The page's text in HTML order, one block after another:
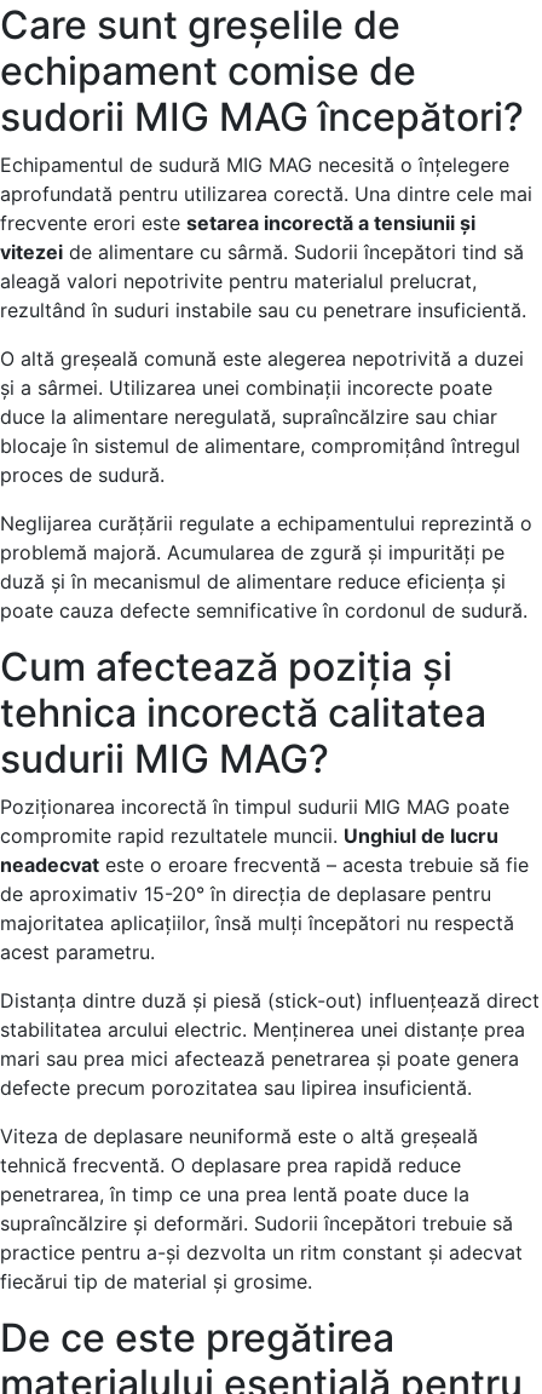
Care sunt greșelile de
echipament comise de
sudorii MIG MAG începători?
Echipamentul de sudură MIG MAG necesită o înțelegere
aprofundată pentru utilizarea corectă. Una dintre cele mai
frecvente erori este setarea incorectă a tensiunii și
vitezei de alimentare cu sârmă. Sudorii începători tind să
aleagă valori nepotrivite pentru materialul prelucrat,
rezultând în suduri instabile sau cu penetrare insuficientă.
O altă greșeală comună este alegerea nepotrivită a duzei
și a sârmei. Utilizarea unei combinații incorecte poate
duce la alimentare neregulată, supraîncălzire sau chiar
blocaje în sistemul de alimentare, compromițând întregul
proces de sudură.
Neglijarea curățării regulate a echipamentului reprezintă o
problemă majoră. Acumularea de zgură și impurități pe
duză și în mecanismul de alimentare reduce eficiența și
poate cauza defecte semnificative în cordonul de sudură.
Cum afectează poziția și
tehnica incorectă calitatea
sudurii MIG MAG?
Poziționarea incorectă în timpul sudurii MIG MAG poate
compromite rapid rezultatele muncii. Unghiul de lucru
neadecvat este o eroare frecventă – acesta trebuie să fie
de aproximativ 15-20° în direcția de deplasare pentru
majoritatea aplicațiilor, însă mulți începători nu respectă
acest parametru.
Distanța dintre duză și piesă (stick-out) influențează direct
stabilitatea arcului electric. Menținerea unei distanțe prea
mari sau prea mici afectează penetrarea și poate genera
defecte precum porozitatea sau lipirea insuficientă.
Viteza de deplasare neuniformă este o altă greșeală
tehnică frecventă. O deplasare prea rapidă reduce
penetrarea, în timp ce una prea lentă poate duce la
supraîncălzire și deformări. Sudorii începători trebuie să
practice pentru a-și dezvolta un ritm constant și adecvat
fiecărui tip de material și grosime.
De ce este pregătirea
materialului esențială pentru